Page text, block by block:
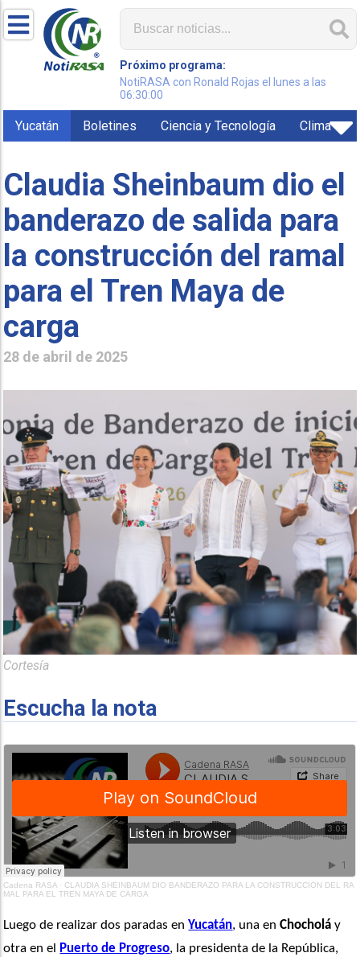
Próximo programa:
NotiRASA con Ronald Rojas el lunes a las
06:30:00
Yucatán Boletines Ciencia y Tecnología Clima
Claudia Sheinbaum dio el
banderazo de salida para
la construcción del ramal
para el Tren Maya de
carga
28 de abril de 2025
Cortesía
Escucha la nota
Cadena RASA · CLAUDIA SHEINBAUM DIO BANDERAZO PARA LA CONSTRUCCIÓN DEL RA
MAL PARA EL TREN MAYA DE CARGA
Luego de realizar dos paradas en Yucatán, una en Chocholá y
otra en el Puerto de Progreso